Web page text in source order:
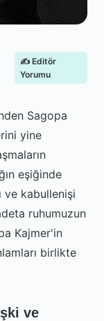
✍️ Editör
Yorumu
Sagopa
yine
eşiğinde
ve kabullenişi
ruhumuzun
Kajmer'in
birlikte
ve